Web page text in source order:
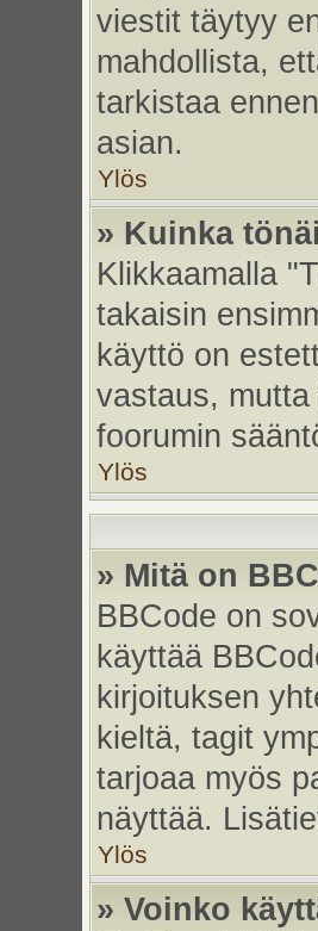
viestit täytyy
mahdollista,
tarkistaa
asian.
Ylös
» Kuinka
Klikkaamalla
takaisin
käyttö on
vastaus,
foorumin
Ylös
» Mitä on
BBCode on
käyttää
kirjoituksen
kieltä, tagit
tarjoaa myös
näyttää.
Ylös
» Voinko